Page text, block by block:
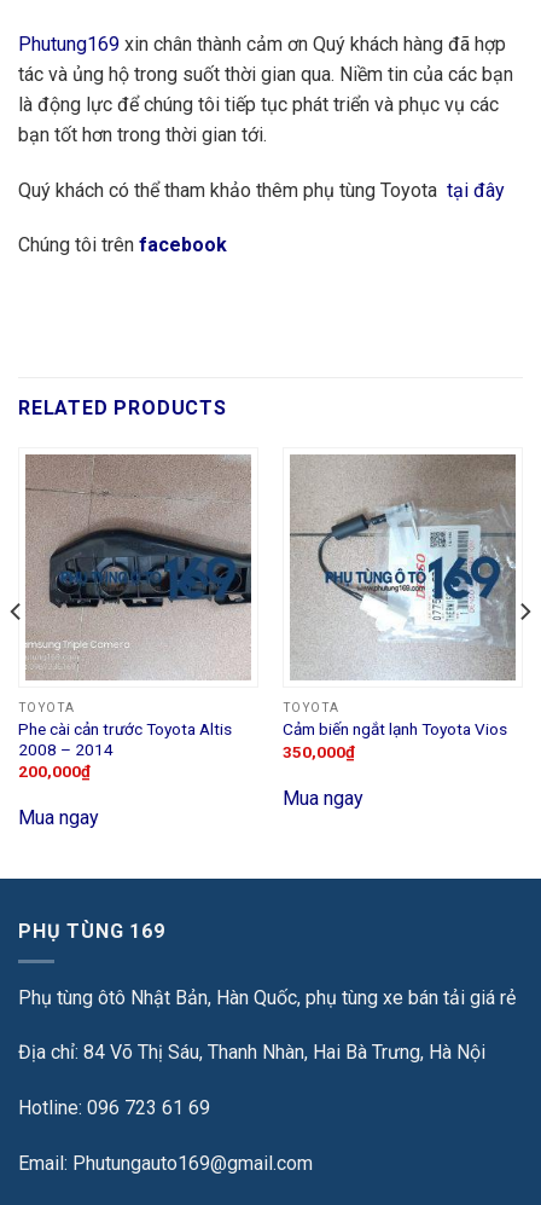
Phutung169 xin chân thành cảm ơn Quý khách hàng đã hợp
tác và ủng hộ trong suốt thời gian qua. Niềm tin của các bạn
là động lực để chúng tôi tiếp tục phát triển và phục vụ các
bạn tốt hơn trong thời gian tới.
Quý khách có thể tham khảo thêm phụ tùng Toyota tại đây
Chúng tôi trên facebook
RELATED PRODUCTS
TOYOTA
Phe cài cản trước Toyota Altis
2008 – 2014
200,000₫
Mua ngay
TOYOTA
Cảm biến ngắt lạnh Toyota Vios
350,000₫
Mua ngay
PHỤ TÙNG 169
Phụ tùng ôtô Nhật Bản, Hàn Quốc, phụ tùng xe bán tải giá rẻ
Địa chỉ: 84 Võ Thị Sáu, Thanh Nhàn, Hai Bà Trưng, Hà Nội
Hotline: 096 723 61 69
Email: Phutungauto169@gmail.com